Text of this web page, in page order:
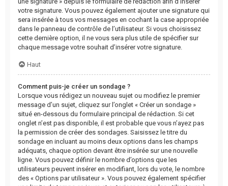
votre signature. Vous pouvez également ajouter une signature qui
sera insérée à tous vos messages en cochant la case appropriée
dans le panneau de contrôle de l’utilisateur. Si vous choisissez
cette dernière option, il ne vous sera plus utile de spécifier sur
chaque message votre souhait d’insérer votre signature.
Haut
Comment puis-je créer un sondage ?
Lorsque vous rédigez un nouveau sujet ou modifiez le premier
message d’un sujet, cliquez sur l’onglet « Créer un sondage »
situé en-dessous du formulaire principal de rédaction. Si cet
onglet n’est pas disponible, il est probable que vous n’ayez pas
la permission de créer des sondages. Saisissez le titre du
sondage en incluant au moins deux options dans les champs
adéquats, chaque option devant être insérée sur une nouvelle
ligne. Vous pouvez définir le nombre d’options que les
utilisateurs peuvent insérer en modifiant, lors du vote, le nombre
des « Options par utilisateur ». Vous pouvez également spécifier